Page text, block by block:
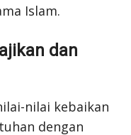
Islam.
dan
nilai kebaikan
dengan